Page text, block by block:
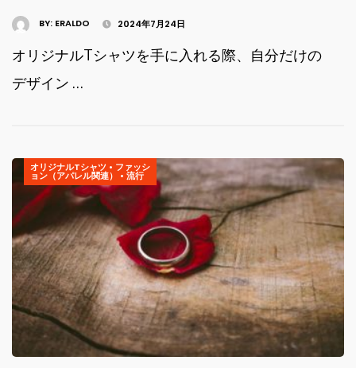
BY: ERALDO 2024年7月24日
オリジナルTシャツを手に入れる際、自分だけの
デザイン …
オリジナルTシャツ • ファッシ
ョン（アパレル関連） • 流行